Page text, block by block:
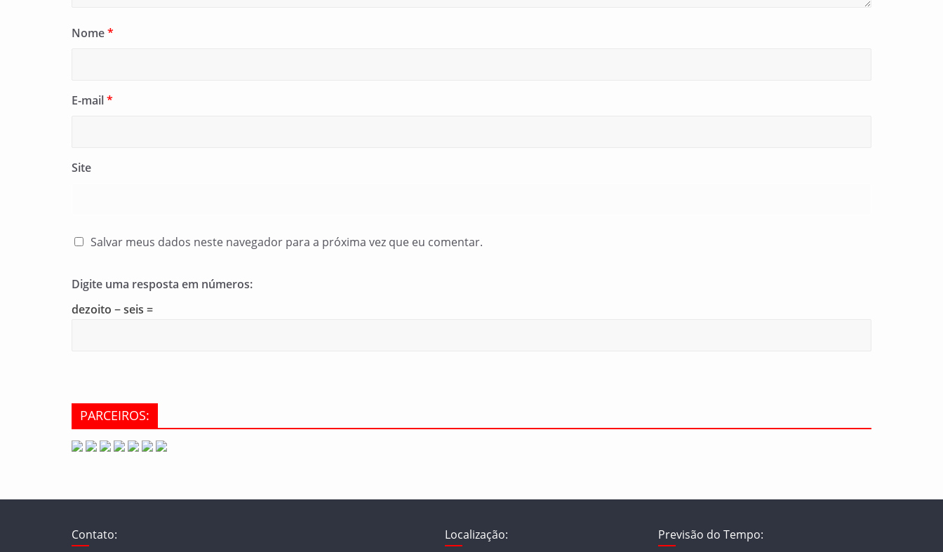
Nome*
E-mail*
Site
Salvar meus dados neste navegador para a próxima vez que eu comentar.
Digite uma resposta em números:
dezoito − seis =
PARCEIROS:
Contato: Localização: Previsão do Tempo: